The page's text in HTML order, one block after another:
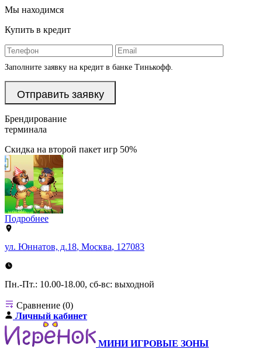
Мы находимся
Купить в кредит
Заполните заявку на кредит в банке Тинькофф.
Брендирование
терминала
Скидка на второй пакет игр 50%
Подробнее
ул. Юннатов, д.18, Москва, 127083
Пн.-Пт.: 10.00-18.00, сб-вс: выходной
Сравнение (0)
Личный кабинет
МИНИ ИГРОВЫЕ ЗОНЫ